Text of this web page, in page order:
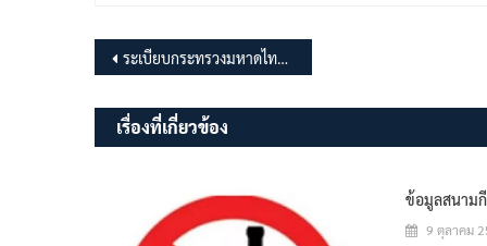
แนะแนว
เรื่อง
ระเบียบกระทรวงมหาดไทยว่าด้วยเงินอุดหนุนของ อปท. พ.ศ.2569
เรื่องที่เกี่ยวข้อง
ข้อมูลสนาม
9 ตุลาคม